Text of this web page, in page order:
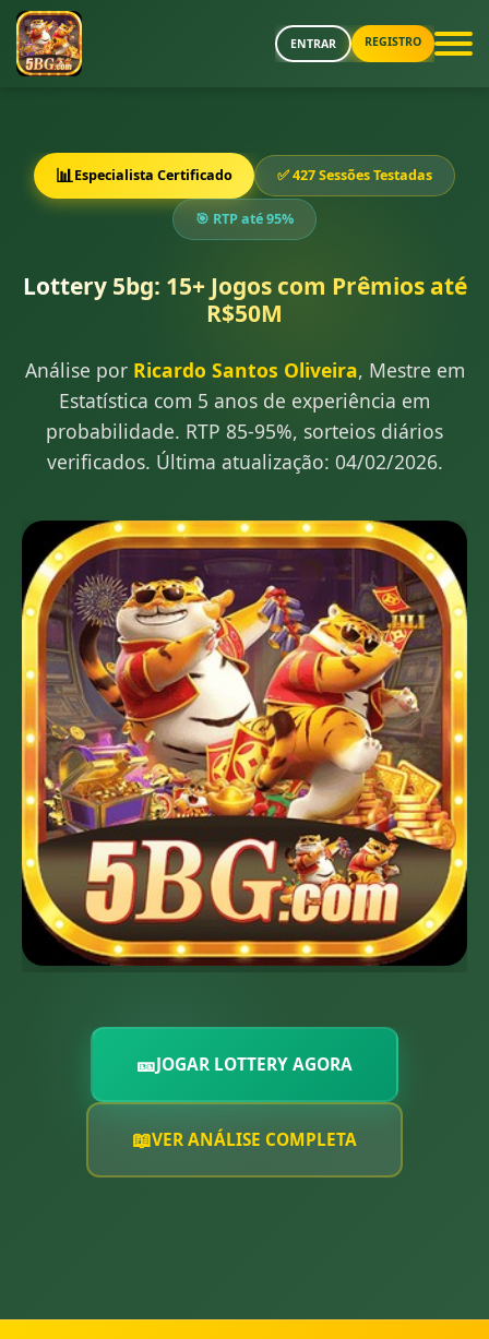
ENTRAR REGISTRO
📊Especialista Certificado ✅ 427 Sessões Testadas
🎯 RTP até 95%
Lottery 5bg: 15+ Jogos com Prêmios até
R$50M
Análise por Ricardo Santos Oliveira, Mestre em
Estatística com 5 anos de experiência em
probabilidade. RTP 85-95%, sorteios diários
verificados. Última atualização: 04/02/2026.
🎫JOGAR LOTTERY AGORA
📖VER ANÁLISE COMPLETA